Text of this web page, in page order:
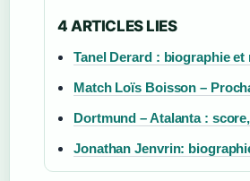
4 ARTICLES LIES
Tanel Derard : biographie et
Match Loïs Boisson –
Dortmund – Atalanta :
Jonathan Jenvrin: